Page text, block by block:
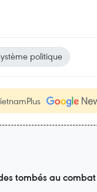
politique
tombés au combat